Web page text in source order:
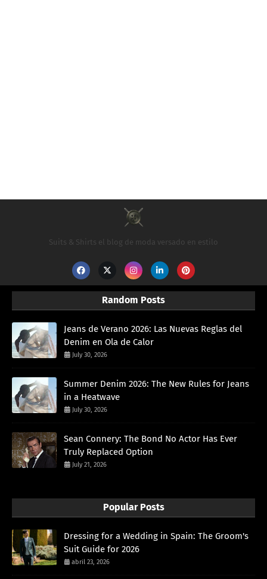
Suits & Shirts el blog de moda versado en estilo
Random Posts
Jeans de Verano 2026: Las Nuevas Reglas del
Denim en Ola de Calor
July 30, 2026
Summer Denim 2026: The New Rules for Jeans
in a Heatwave
July 30, 2026
Sean Connery: The Bond No Actor Has Ever
Truly Replaced Option
July 21, 2026
Popular Posts
Dressing for a Wedding in Spain: The Groom's
Suit Guide for 2026
abril 23, 2026